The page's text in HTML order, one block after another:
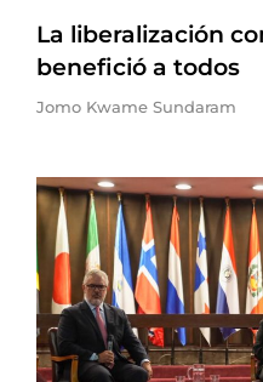
La liberalización
benefició a todos
Jomo Kwame Sundaram